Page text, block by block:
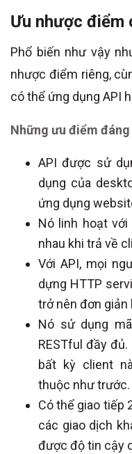
Ưu nhược điểm
Phổ biến như vậy
nhược điểm riêng,
có thể ứng dụng API
Những ưu điểm đáng
API được sử
dụng của
ứng dụng
Nó linh hoạt
nhau khi trả về
Với API, mọi
dựng HTTP
trở nên đơn giản
Nó sử dụng
RESTful đầy
bất kỳ client
thuộc như trước.
Có thể giao tiếp
các giao dịch
được độ tin cậy